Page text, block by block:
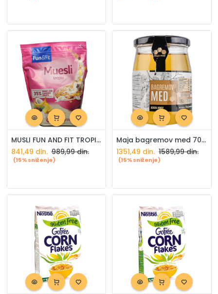
MUSLI FUN AND FIT TROPIC 1KG
841,49 din. 989,99din.
(15% sniženje)
Maja bagremov med 700g
1351,49 din. 1589,99din.
(15% sniženje)